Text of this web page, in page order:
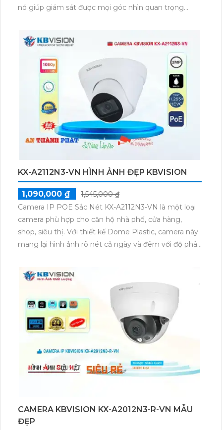
nó giúp giám sát được mọi góc nhìn quan trọng
chi phí cài đặt và pháp lý. Thiết kế nhỏ gọn và dễ
dàng lắp đặt, Camera KX-CAiF2002N-DL-A phù hợp
cho gia đình, văn phòng nhỏ hay cửa hàng.
KX-A2112N3-VN HÌNH ẢNH ĐẸP KBVISION
1,090,000 ₫
1,545,000 ₫
Camera IP POE Sắc Nét KX-A2112N3-VN là một loại
camera phù hợp cho căn hộ nhà phố, cửa hàng,
shop, siêu thị. Với thiết kế Dome Plastic, camera này
mang lại hình ảnh rõ nét cả ngày và đêm với độ phân
camera này cho chất lượng hình ảnh sáng đẹp và
trung thực.
chất lượng, sử dụng công nghệ giám sát ban đêm
hồng ngoại với tầm quan sát lên đến 30m. Điều này
giúp giám sát các khu vực trong phạm vi rộng một
cách hiệu quả, đảm bảo an ninh và giám sát phù hợp.
Bên cạnh đó, camera này còn hỗ trợ công nghệ
ONVIF, giúp kết nối và tích hợp với các hệ thống
CAMERA KBVISION KX-A2012N3-R-VN MẪU
ĐẸP